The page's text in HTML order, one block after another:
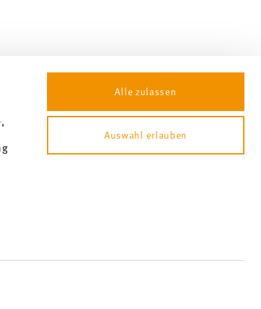
Alle zulassen
Auswahl erlauben
Der Gutschein ist nicht im Nachhinein verrechenbar.